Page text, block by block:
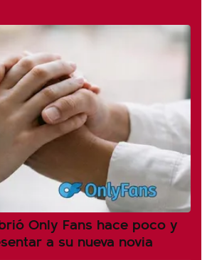
Only Fans hace poco y
a su nueva novia